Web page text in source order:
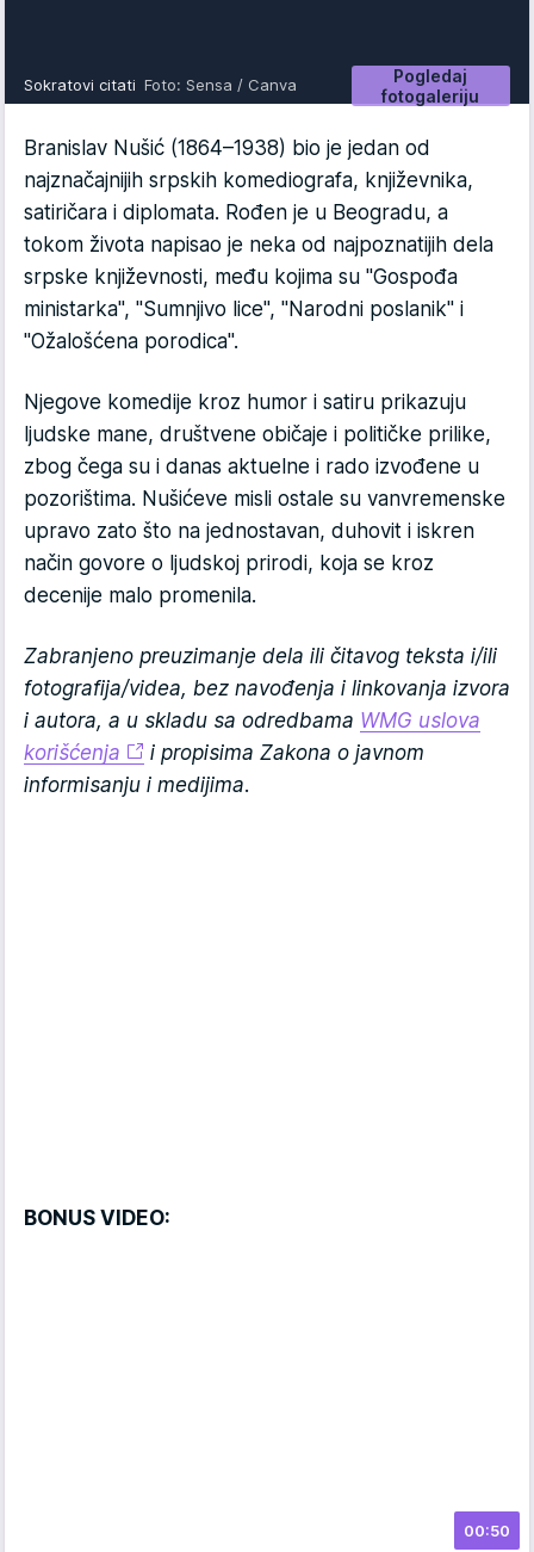
Pogledaj
fotogaleriju
Sokratovi citati Foto: Sensa / Canva
Branislav Nušić (1864–1938) bio je jedan od
najznačajnijih srpskih komediografa, književnika,
satiričara i diplomata. Rođen je u Beogradu, a
tokom života napisao je neka od najpoznatijih dela
srpske književnosti, među kojima su "Gospođa
ministarka", "Sumnjivo lice", "Narodni poslanik" i
"Ožalošćena porodica".
Njegove komedije kroz humor i satiru prikazuju
ljudske mane, društvene običaje i političke prilike,
zbog čega su i danas aktuelne i rado izvođene u
pozorištima. Nušićeve misli ostale su vanvremenske
upravo zato što na jednostavan, duhovit i iskren
način govore o ljudskoj prirodi, koja se kroz
decenije malo promenila.
Zabranjeno preuzimanje dela ili čitavog teksta i/ili
fotografija/videa, bez navođenja i linkovanja izvora
i autora, a u skladu sa odredbama WMG uslova
korišćenja
i propisima Zakona o javnom
informisanju i medijima.
BONUS VIDEO:
00:50